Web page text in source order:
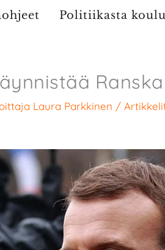
Politiikasta
Laura Parkkinen /